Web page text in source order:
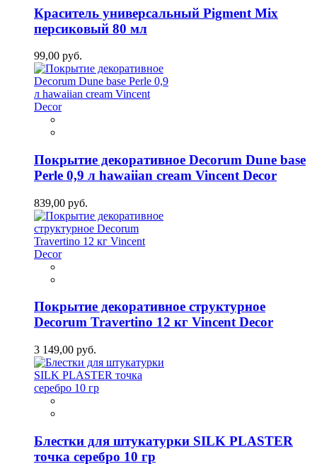
Краситель универсальный Pigment Mix
персиковый 80 мл
99,00 руб.
Покрытие декоративное Decorum Dune base
Perle 0,9 л hawaiian cream Vincent Decor
839,00 руб.
Покрытие декоративное структурное
Decorum Travertino 12 кг Vincent Decor
3 149,00 руб.
Блестки для штукатурки SILK PLASTER
точка серебро 10 гр